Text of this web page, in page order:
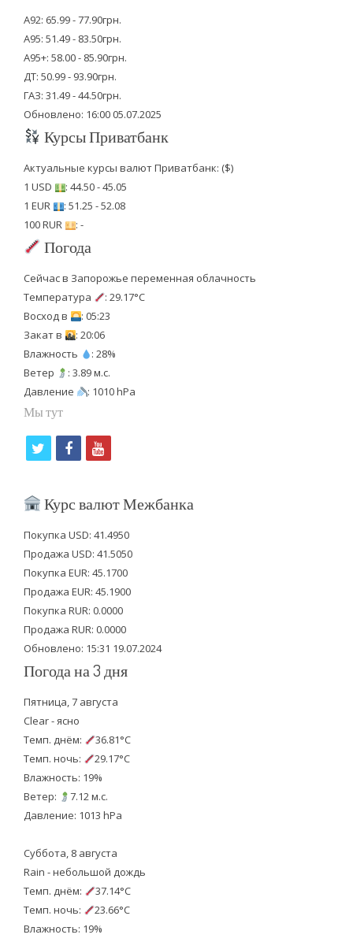
А92: 65.99 - 77.90грн.
А95: 51.49 - 83.50грн.
А95+: 58.00 - 85.90грн.
ДТ: 50.99 - 93.90грн.
ГАЗ: 31.49 - 44.50грн.
Обновлено: 16:00 05.07.2025
Курсы Приватбанк
Актуальные курсы валют Приватбанк: ($)
1 USD
: 44.50 - 45.05
1 EUR
: 51.25 - 52.08
100 RUR
: -
Погода
Сейчас в Запорожье переменная облачность
Температура
: 29.17°C
Восход в
: 05:23
Закат в
: 20:06
Влажность
: 28%
Ветер
: 3.89 м.с.
Давление
: 1010 hPa
Мы тут
i
t
e
r
f
c
b
o
o
k
y
u
u
b
e
Курс валют Межбанка
Покупка USD: 41.4950
Продажа USD: 41.5050
Покупка EUR: 45.1700
Продажа EUR: 45.1900
Покупка RUR: 0.0000
Продажа RUR: 0.0000
Обновлено: 15:31 19.07.2024
Погода на 3 дня
Пятница, 7 августа
Clear - ясно
Темп. днём:
36.81°C
Темп. ночь:
29.17°C
Влажность: 19%
Ветер:
7.12 м.с.
Давление: 1013 hPa
Суббота, 8 августа
Rain - небольшой дождь
Темп. днём:
37.14°C
Темп. ночь:
23.66°C
Влажность: 19%